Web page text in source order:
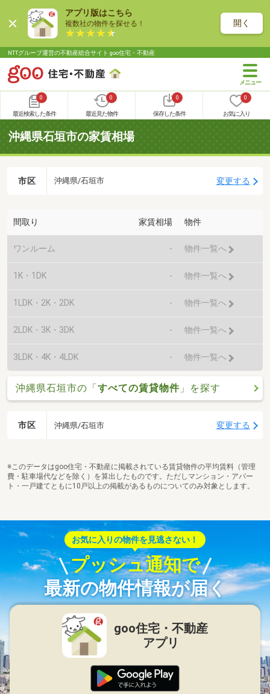
アプリ版はこちら
複数社の物件を探せる！ 開く
NTTグループ運営の不動産総合サイト goo住宅・不動産
0
最近検索した条件
0
最近見た物件
0
保存した条件
0
お気に入り
沖縄県石垣市の家賃相場
市区 沖縄県/石垣市 変更する
間取り 家賃相場 物件
ワンルーム - 物件一覧へ
1K・1DK - 物件一覧へ
1LDK・2K・2DK - 物件一覧へ
2LDK・3K・3DK - 物件一覧へ
3LDK・4K・4LDK - 物件一覧へ
沖縄県石垣市の「すべての賃貸物件 」を探す
市区 沖縄県/石垣市 変更する
※このデータはgoo住宅・不動産に掲載されている賃貸物件の平均賃料（管理
費・駐車場代などを除く）を算出したものです。ただしマンション・アパー
ト・一戸建てともに10戸以上の掲載があるものについてのみ対象とします。
お気に入りの物件を見逃さない！
プッシュ通知で
最新の物件情報が届く
goo住宅・不動産
アプリ